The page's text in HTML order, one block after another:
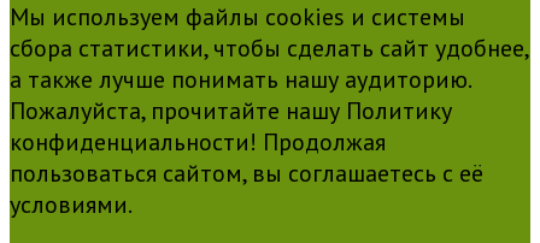
Мы используем файлы cookies и системы
сбора статистики, чтобы сделать сайт удобнее,
а также лучше понимать нашу аудиторию.
Пожалуйста, прочитайте нашу Политику
конфиденциальности! Продолжая
пользоваться сайтом, вы соглашаетесь с её
условиями.